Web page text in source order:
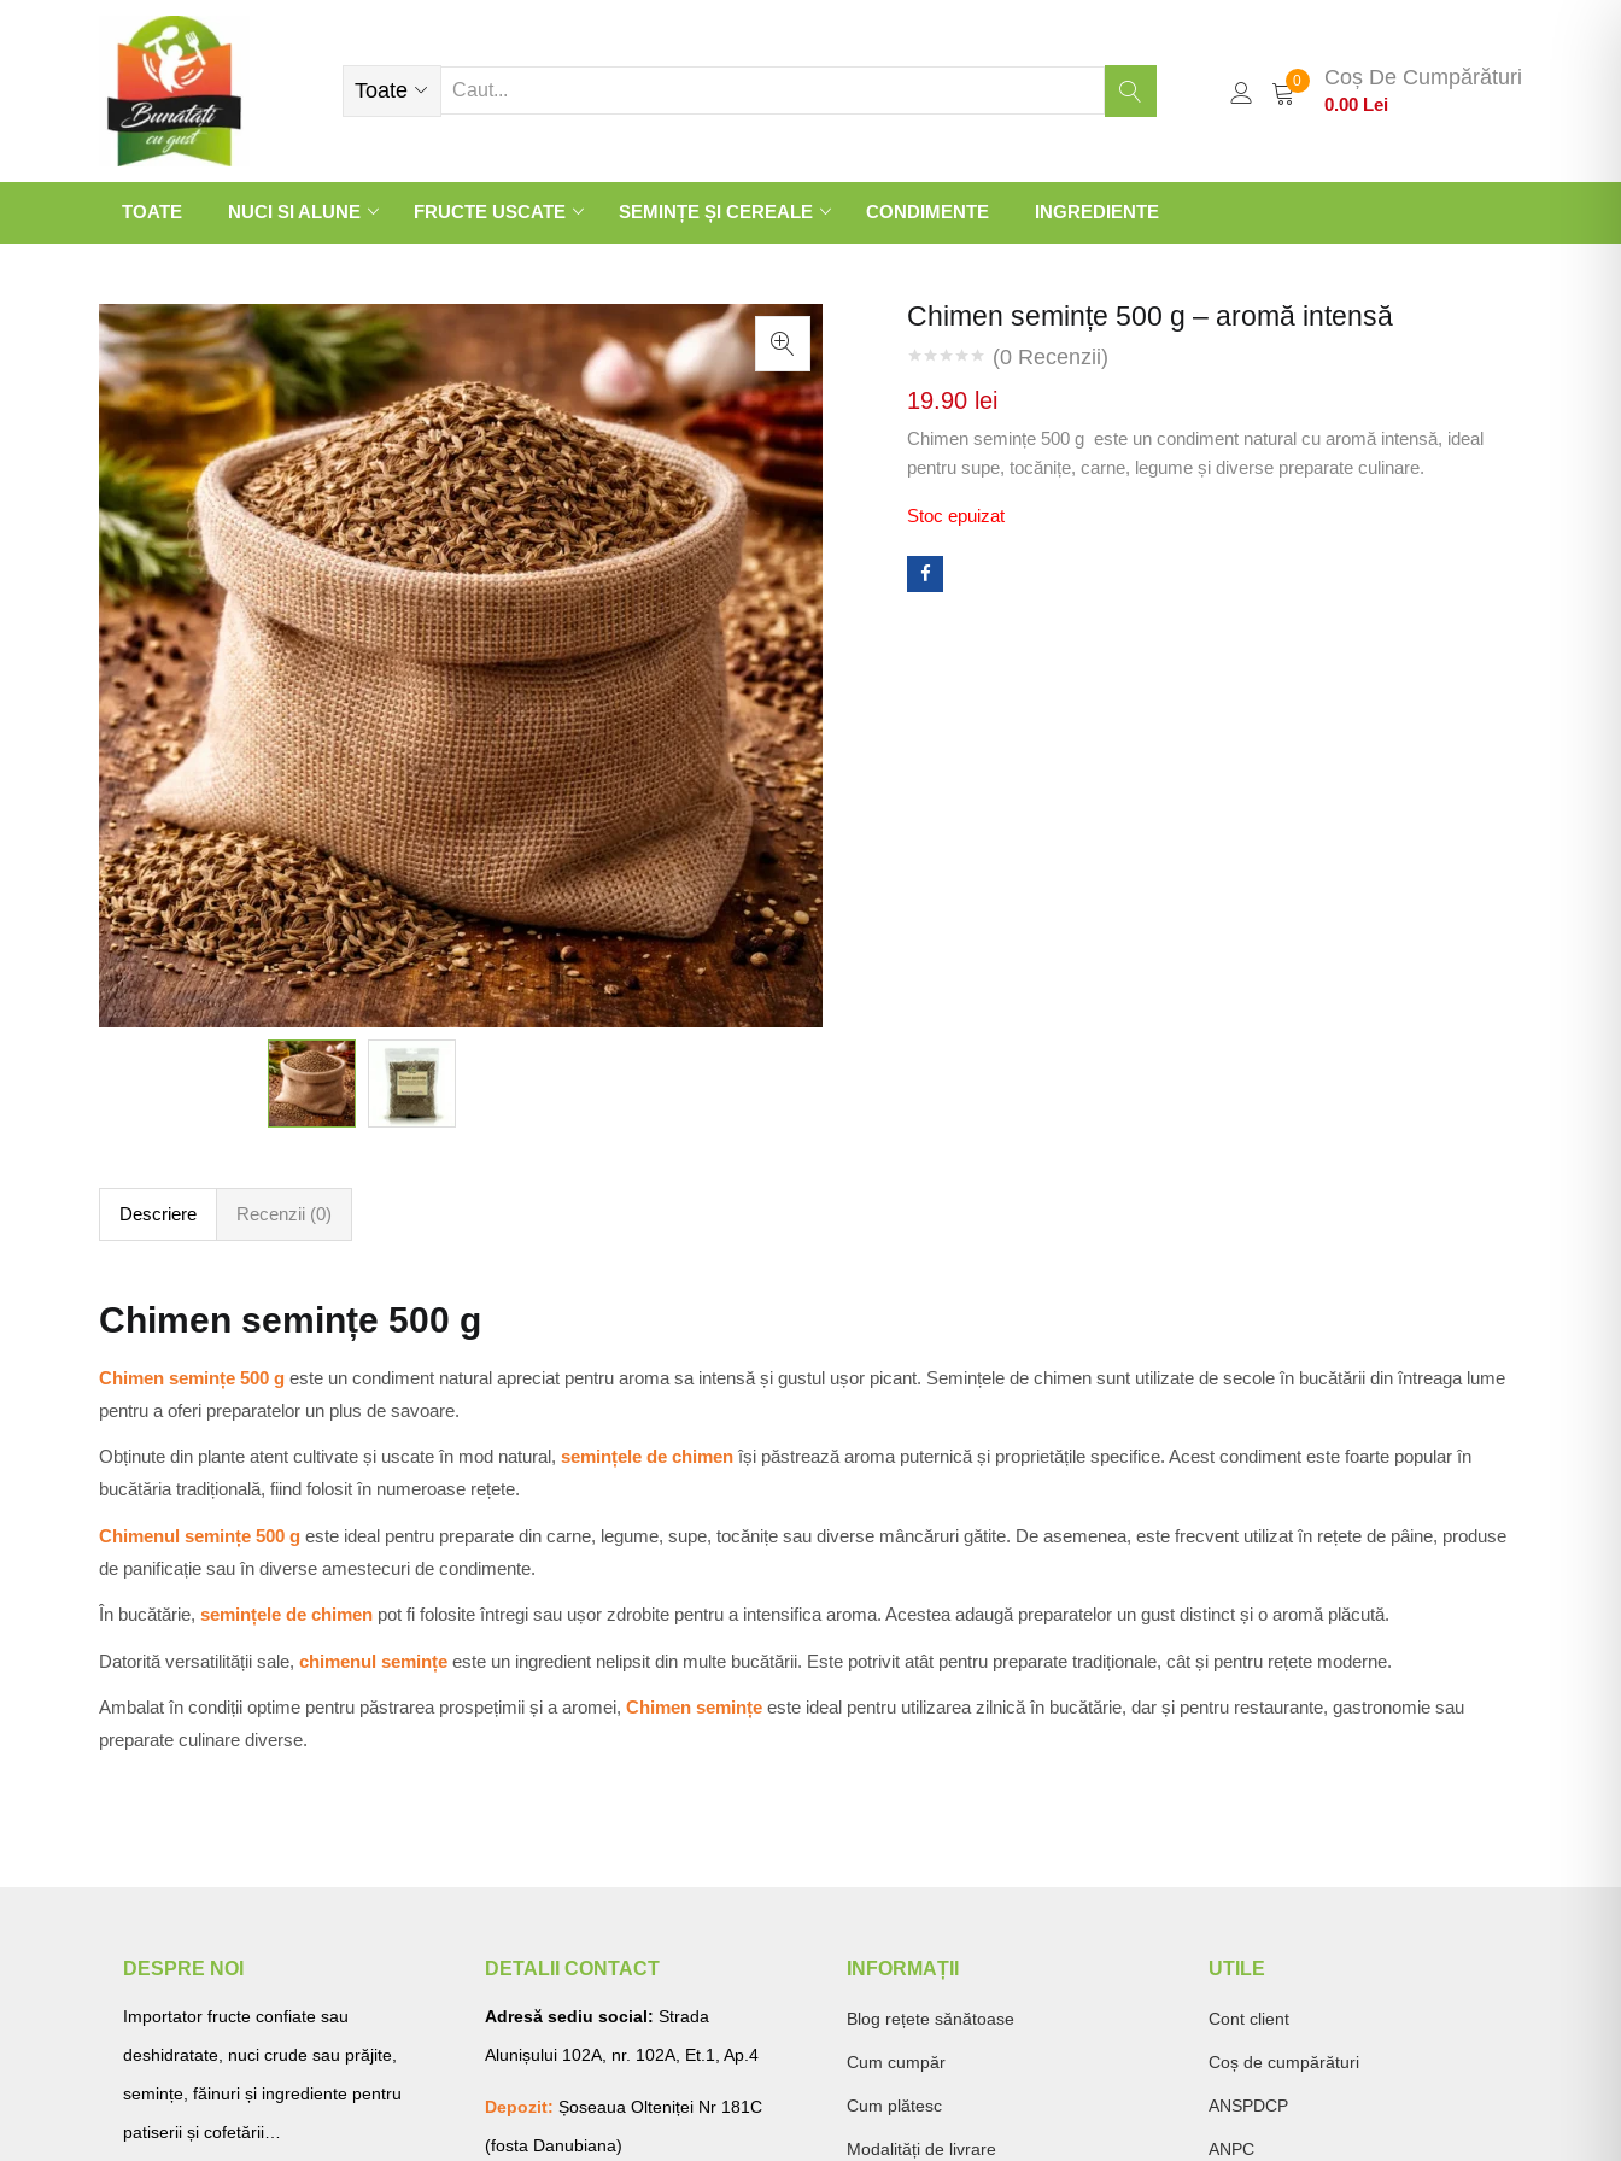
Toate 0 Coș De Cumpărături
0.00 Lei
TOATE NUCI SI ALUNE FRUCTE USCATE SEMINȚE ȘI CEREALE CONDIMENTE INGREDIENTE
Chimen semințe 500 g – aromă intensă
(0 Recenzii)
19.90 lei
Chimen semințe 500 g este un condiment natural cu aromă intensă, ideal
pentru supe, tocănițe, carne, legume și diverse preparate culinare.
Stoc epuizat
Descriere Recenzii (0)
Chimen semințe 500 g
Chimen semințe 500 g este un condiment natural apreciat pentru aroma sa intensă și gustul ușor picant. Semințele de chimen sunt utilizate de secole în bucătării din întreaga lume
pentru a oferi preparatelor un plus de savoare.
Obținute din plante atent cultivate și uscate în mod natural, semințele de chimen își păstrează aroma puternică și proprietățile specifice. Acest condiment este foarte popular în
bucătăria tradițională, fiind folosit în numeroase rețete.
Chimenul semințe 500 g este ideal pentru preparate din carne, legume, supe, tocănițe sau diverse mâncăruri gătite. De asemenea, este frecvent utilizat în rețete de pâine, produse
de panificație sau în diverse amestecuri de condimente.
În bucătărie, semințele de chimen pot fi folosite întregi sau ușor zdrobite pentru a intensifica aroma. Acestea adaugă preparatelor un gust distinct și o aromă plăcută.
Datorită versatilității sale, chimenul semințe este un ingredient nelipsit din multe bucătării. Este potrivit atât pentru preparate tradiționale, cât și pentru rețete moderne.
Ambalat în condiții optime pentru păstrarea prospețimii și a aromei, Chimen semințe este ideal pentru utilizarea zilnică în bucătărie, dar și pentru restaurante, gastronomie sau
preparate culinare diverse.
DESPRE NOI
Importator fructe confiate sau
deshidratate, nuci crude sau prăjite,
semințe, făinuri și ingrediente pentru
patiserii și cofetării…
DETALII CONTACT
Adresă sediu social: Strada
Alunișului 102A, nr. 102A, Et.1, Ap.4
Depozit: Șoseaua Olteniței Nr 181C
(fosta Danubiana)
INFORMAȚII
Blog rețete sănătoase
Cum cumpăr
Cum plătesc
Modalități de livrare
UTILE
Cont client
Coș de cumpărături
ANSPDCP
ANPC